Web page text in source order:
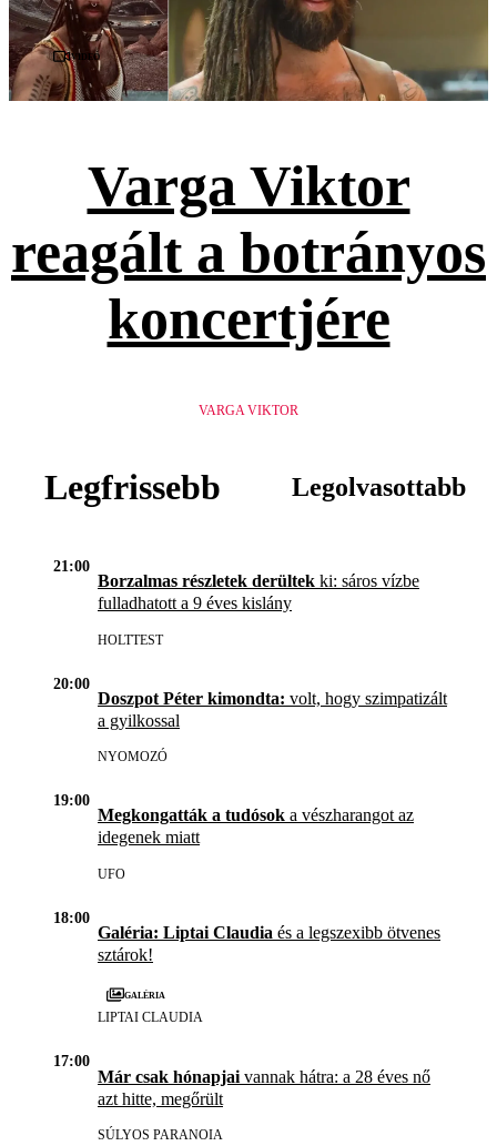
Videó
Varga Viktor
reagált a botrányos
koncertjére
VARGA VIKTOR
Legfrissebb Legolvasottabb
21:00
Borzalmas részletek derültek ki: sáros vízbe
fulladhatott a 9 éves kislány
HOLTTEST
20:00
Doszpot Péter kimondta: volt, hogy szimpatizált
a gyilkossal
NYOMOZÓ
19:00
Megkongatták a tudósok a vészharangot az
idegenek miatt
UFO
18:00
Galéria: Liptai Claudia és a legszexibb ötvenes
sztárok!
Galéria
LIPTAI CLAUDIA
17:00
Már csak hónapjai vannak hátra: a 28 éves nő
azt hitte, megőrült
SÚLYOS PARANOIA